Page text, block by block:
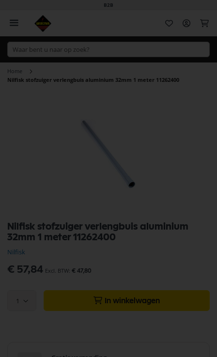
B2B
Home
Nilfisk stofzuiger verlengbuis aluminium 32mm 1 meter 11262400
Nilfisk stofzuiger verlengbuis aluminium
32mm 1 meter 11262400
Nilfisk
€ 57,84 € 47,80
1 In winkelwagen
naar
het
van
de
afbeeldingen-